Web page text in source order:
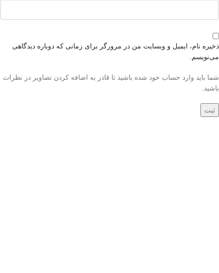
ذخیره نام، ایمیل و وبسایت من در مرورگر برای زمانی که دوباره دیدگاهی
می‌نویسم.
شما باید وارد حساب خود شده باشید تا قادر به اضافه کردن تصاویر در نظرات
باشید.